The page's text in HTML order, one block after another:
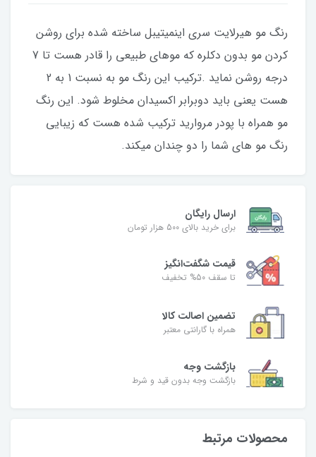
رنگ مو هیرلایت سری اینمیتیبل ساخته شده برای روشن
کردن مو بدون دکلره که موهای طبیعی را قادر هست تا 7
درجه روشن نماید .ترکیب این رنگ مو به نسبت 1 به 2
هست یعنی باید دوبرابر اکسیدان مخلوط شود. این رنگ
مو همراه با پودر مروارید ترکیب شده هست که زیبایی
رنگ مو های شما را دو چندان میکند.
ارسال رایگان
برای خرید بالای 500 هزار تومان
قیمت شگفت‌انگیز
تا سقف 50% تخفیف
تضمین اصالت کالا
همراه با گارانتی معتبر
بازگشت وجه
بازگشت وجه بدون قید و شرط
محصولات مرتبط